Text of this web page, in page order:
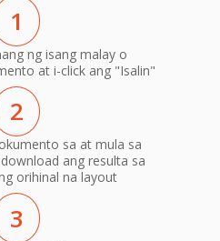
1
ng isang malay o
at i-click ang "Isalin"
2
sa at mula sa
ang resulta sa
orihinal na layout
3